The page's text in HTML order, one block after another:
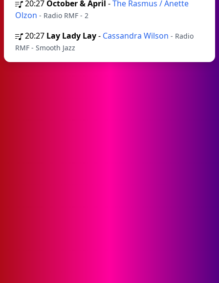
20:27 October & April -The Rasmus / Anette
Olzon - Radio RMF - 2
20:27 Lay Lady Lay- Cassandra Wilson - Radio
RMF - Smooth Jazz